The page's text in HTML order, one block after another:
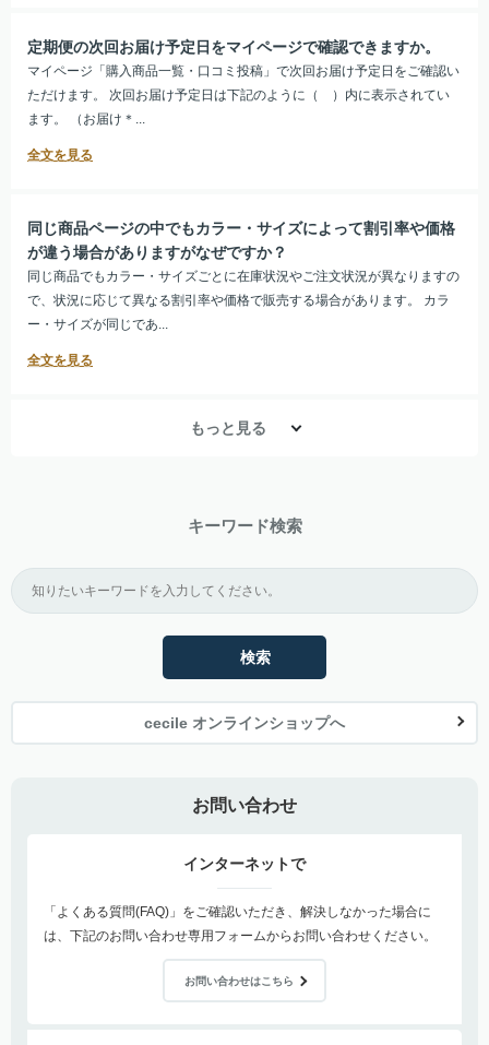
定期便の次回お届け予定日をマイページで確認できますか。
マイページ「購入商品一覧・口コミ投稿」で次回お届け予定日をご確認い
ただけます。 次回お届け予定日は下記のように（ ）内に表示されてい
ます。 （お届け＊...
同じ商品ページの中でもカラー・サイズによって割引率や価格
が違う場合がありますがなぜですか？
同じ商品でもカラー・サイズごとに在庫状況やご注文状況が異なりますの
で、状況に応じて異なる割引率や価格で販売する場合があります。 カラ
ー・サイズが同じであ...
もっと見る
キーワード検索
検索
cecile オンラインショップへ
お問い合わせ
インターネットで
「よくある質問(FAQ)」をご確認いただき、解決しなかった場合に
は、下記のお問い合わせ専用フォームからお問い合わせください。
お問い合わせはこちら